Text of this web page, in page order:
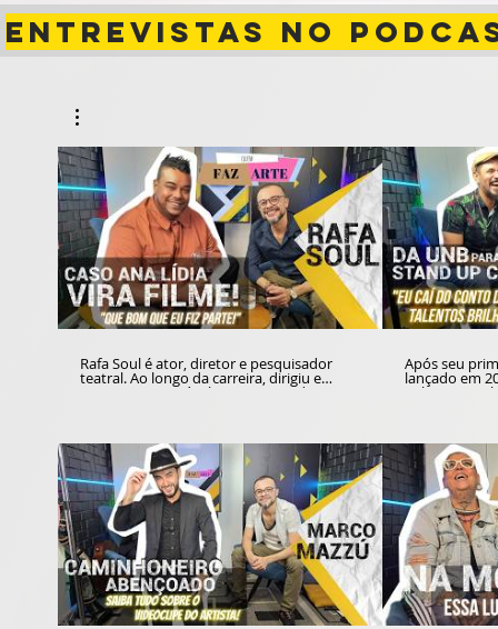
ENTREVISTAS NO
Rafa Soul é ator, diretor e pesquisador
teatral. Ao longo da carreira, dirigiu e
atuou em espetáculos apresentados em
Conteúdo para uma conversa leve e
divertida com Josuel Junior, companheiro
de diferentes aventuras nos palcos e nas
telas. Uma das surpresas reveladas no
quadro QUEM FAZ ARTE é sua
participação no filme "Cerrado Seco", uma
ficção baseada no famoso caso Ana Lídia,
que faz parte do imaginário do DF.
Após seu
lançado em
voltar aos
representa
artista
Brasília. No estúdio do Portal Conteúdo, o
ator e
Junior sobre
antigas e
participação
Brasil "Todos
pacto pela
três poderes
feminicídio. Fica a dica para o público
acompanhar
sociais do